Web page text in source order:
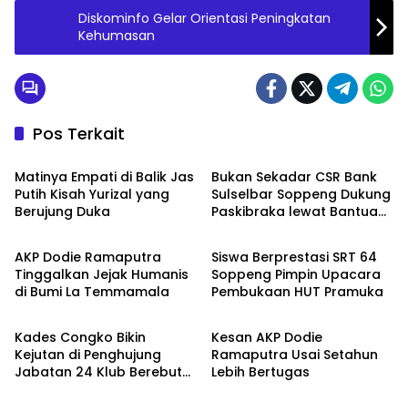
Diskominfo Gelar Orientasi Peningkatan
Kehumasan
Pos Terkait
Metro
Matinya Empati di Balik Jas
Putih Kisah Yurizal yang
Berujung Duka
Bukan Sekadar CSR Bank
Sulselbar Soppeng Dukung
Paskibraka lewat Bantuan
Metro
AKP Dodie Ramaputra
Tinggalkan Jejak Humanis
di Bumi La Temmamala
Metro
Siswa Berprestasi SRT 64
Soppeng Pimpin Upacara
Pembukaan HUT Pramuka
Metro
Kades Congko Bikin
Kejutan di Penghujung
Jabatan 24 Klub Berebut
Metro
Kesan AKP Dodie
Ramaputra Usai Setahun
Lebih Bertugas